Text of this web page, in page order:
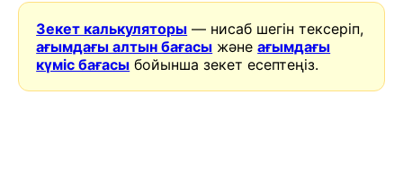
Зекет калькуляторы — нисаб шегін тексеріп,
ағымдағы алтын бағасы жәнеағымдағы
күміс бағасы бойынша зекет есептеңіз.